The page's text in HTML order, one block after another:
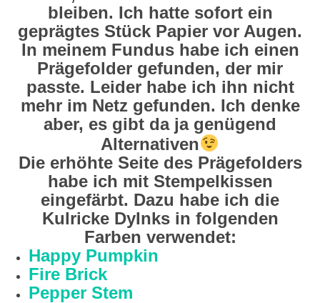
bleiben. Ich hatte sofort ein
geprägtes Stück Papier vor Augen.
In meinem Fundus habe ich einen
Prägefolder gefunden, der mir
passte. Leider habe ich ihn nicht
mehr im Netz gefunden. Ich denke
aber, es gibt da ja genügend
Alternativen
Die erhöhte Seite des Prägefolders
habe ich mit Stempelkissen
eingefärbt. Dazu habe ich die
Kulricke DyInks in folgenden
Farben verwendet:
Happy Pumpkin
Fire Brick
Pepper Stem